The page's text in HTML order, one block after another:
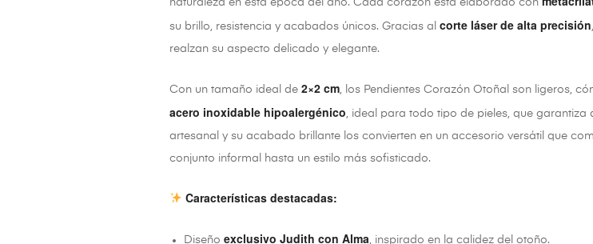
su brillo, resistencia y acabados únicos. Gracias al corte láser de alta precisión
realzan su aspecto delicado y elegante.
Con un tamaño ideal de 2×2 cm , los Pendientes Corazón Otoñal son ligeros,
acero inoxidable hipoalergénico , ideal para todo tipo de pieles, que
artesanal y su acabado brillante los convierten en un accesorio versátil que
conjunto informal hasta un estilo más sofisticado.
Características destacadas:
Diseñoexclusivo Judith con Alma , inspirado en la calidez del otoño.